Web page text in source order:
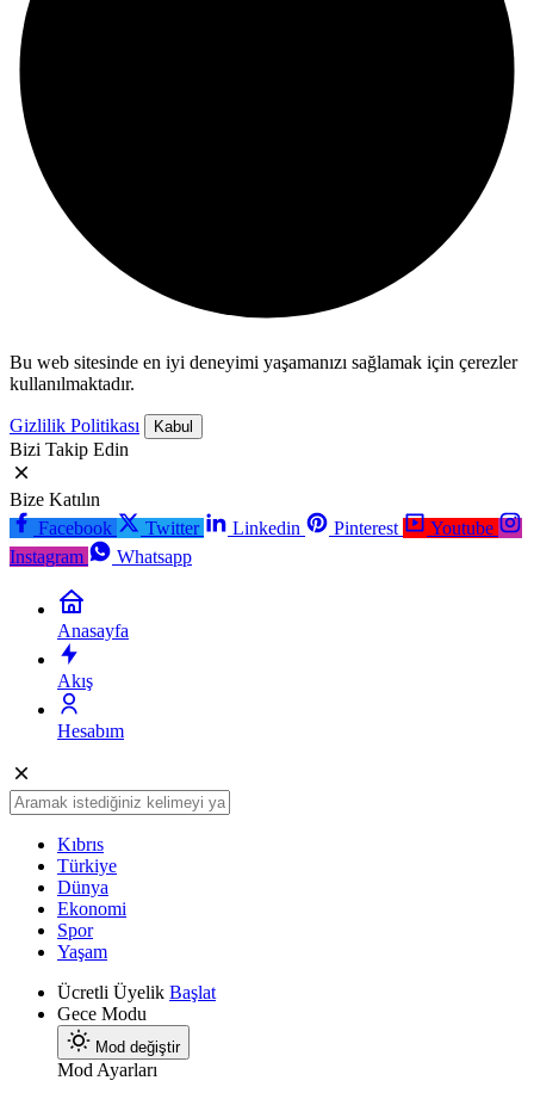
Bu web sitesinde en iyi deneyimi yaşamanızı sağlamak için çerezler
kullanılmaktadır.
Gizlilik Politikası Kabul
Bizi Takip Edin
Bize Katılın
Facebook
Twitter Linkedin Pinterest
Youtube
Instagram
Whatsapp
Anasayfa
Akış
Hesabım
Kıbrıs
Türkiye
Dünya
Ekonomi
Spor
Yaşam
Ücretli Üyelik Başlat
Gece Modu
Mod değiştir
Mod Ayarları